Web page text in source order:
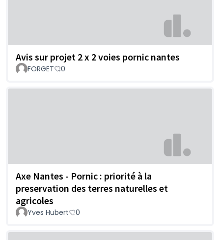
Avis sur projet 2 x 2 voies pornic nantes
FORGET 0
Axe Nantes - Pornic : priorité à la
preservation des terres naturelles et
agricoles
Yves Hubert 0